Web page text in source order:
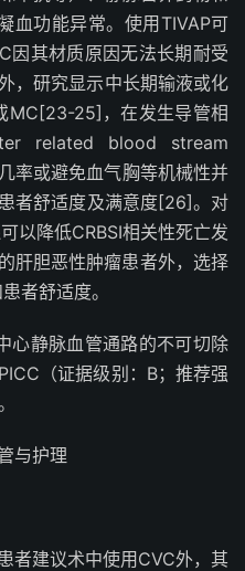
血功能异常。使用 TIVAP可
因其材质原因无法长期耐受
，研究显示中长期输液或化
MC [23-25] ，在发生导管相
related blood stream
率或避免血气胸等机械性并
者舒适度及满意度[26]。对
以降低CRBSI相关性死亡发
肝胆恶性肿瘤患者外，选择
者舒适度。
心静脉血管通路的不可切除
PICC （证据级别： B；推荐强
与护理
者建议术中使用 CVC外，其